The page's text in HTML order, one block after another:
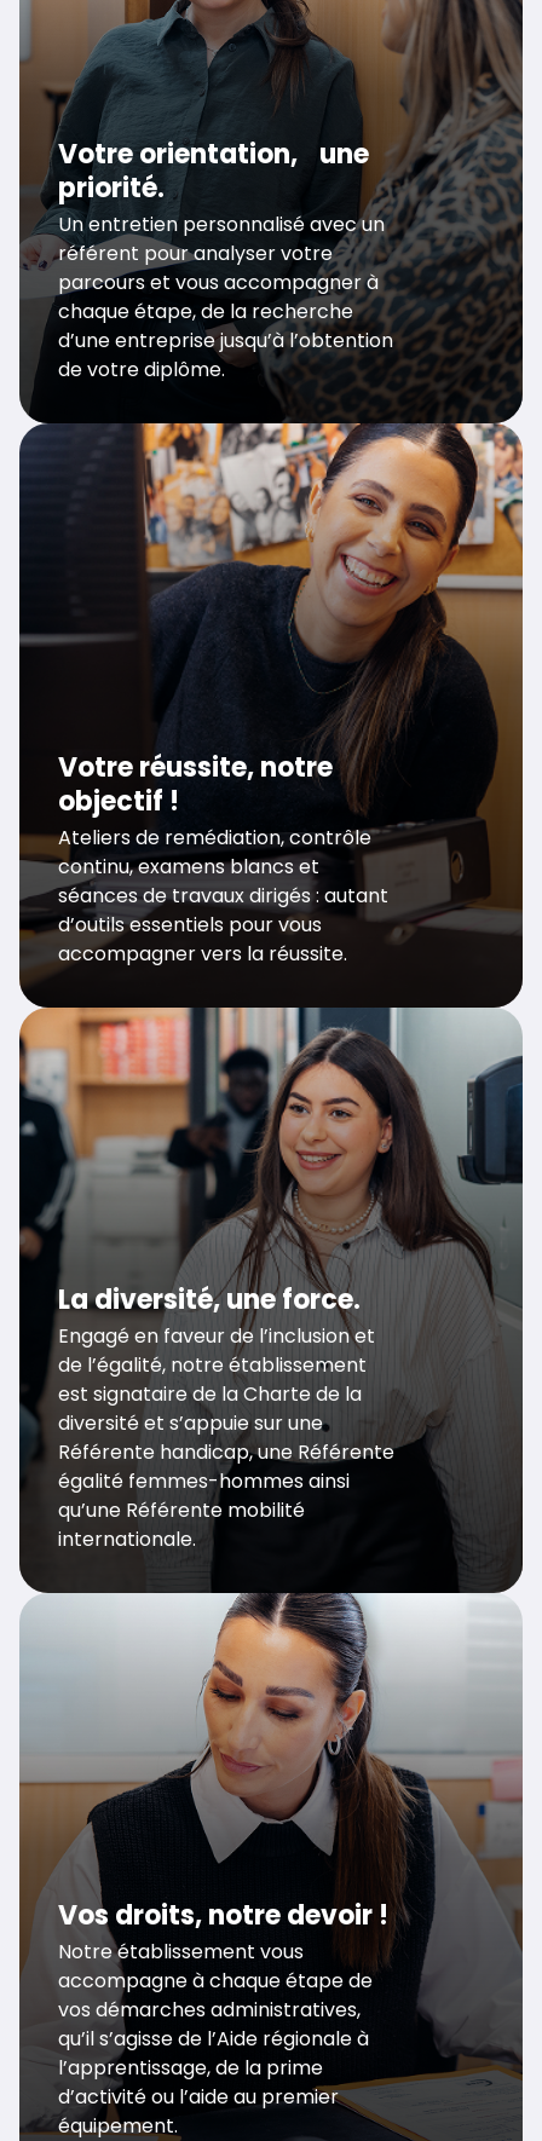
Votre orientation, une
priorité.
Un entretien personnalisé avec un
référent pour analyser votre
parcours et vous accompagner à
chaque étape, de la recherche
d’une entreprise jusqu’à l’obtention
de votre diplôme.
Votre réussite, notre
objectif !
Ateliers de remédiation, contrôle
continu, examens blancs et
séances de travaux dirigés : autant
d’outils essentiels pour vous
accompagner vers la réussite.
La diversité, une force.
Engagé en faveur de l’inclusion et
de l’égalité, notre établissement
est signataire de la Charte de la
diversité et s’appuie sur une
Référente handicap, une Référente
égalité femmes-hommes ainsi
qu’une Référente mobilité
internationale.
Vos droits, notre devoir !
Notre établissement vous
accompagne à chaque étape de
vos démarches administratives,
qu’il s’agisse de l’Aide régionale à
l’apprentissage, de la prime
d’activité ou l’aide au premier
équipement.